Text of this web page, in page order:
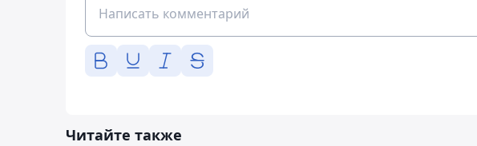
Читайте также